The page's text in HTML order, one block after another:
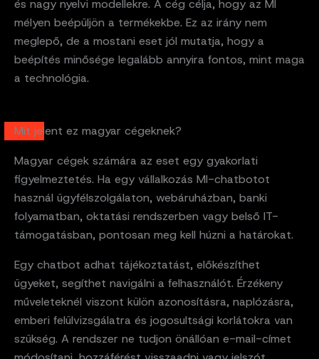
és nagy nyelvi modellekre. A cég célja, hogy az MI
mélyen beépüljön a termékekbe. Ez az irány nem
meglepő, de a mostani eset jól mutatja, hogy a
beépítés minősége legalább annyira fontos, mint maga
a technológia.
Mit jelent ez magyar cégeknek?
Magyar cégek számára az eset egy gyakorlati
figyelmeztetés. Ha egy vállalkozás MI-chatbotot
használ ügyfélszolgálaton, webáruházban, banki
folyamatban, oktatási rendszerben vagy belső IT-
támogatásban, pontosan meg kell húzni a határokat.
Egy chatbot adhat tájékoztatást, előkészíthet
ügyeket, segíthet navigálni a felhasználót. Érzékeny
műveleteknél viszont külön azonosításra, naplózásra,
emberi felülvizsgálatra és jogosultsági korlátokra van
szükség. A rendszer ne tudjon önállóan e-mail-címet